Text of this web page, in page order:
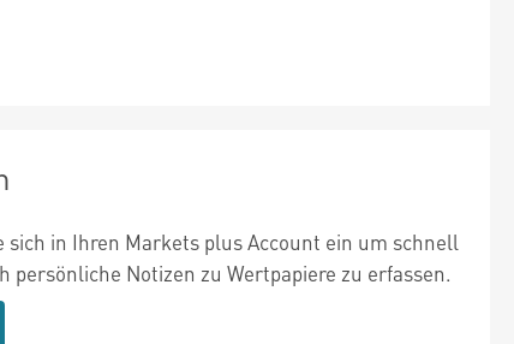
sich in Ihren Markets plus Account ein um schnell
persönliche Notizen zu Wertpapiere zu erfassen.